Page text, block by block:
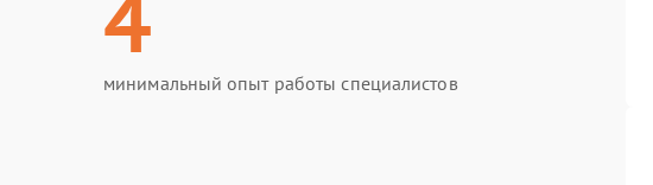
минимальный опыт работы специалистов